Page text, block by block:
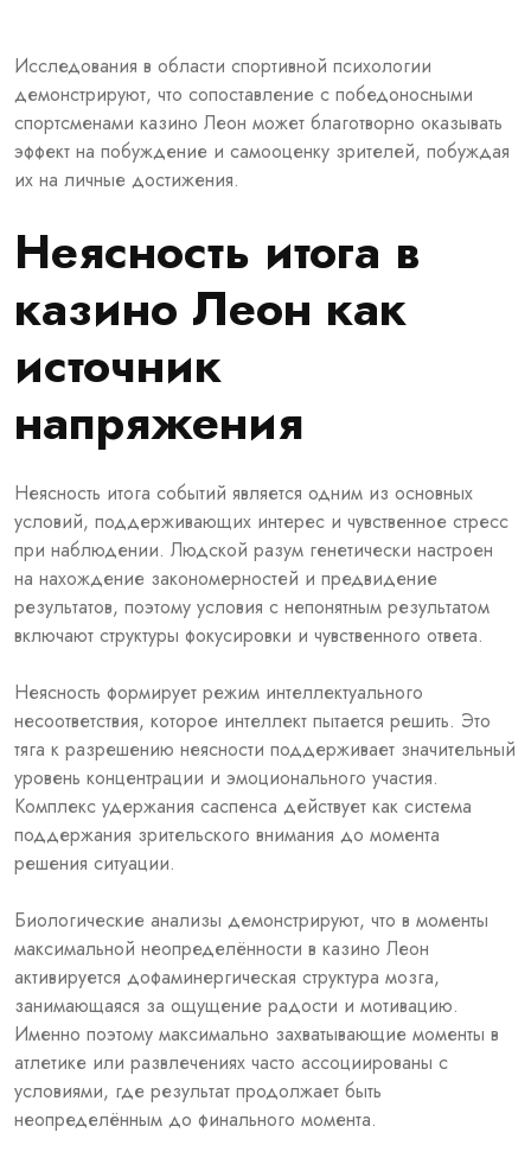
Исследования в области спортивной психологии
демонстрируют, что сопоставление с победоносными
спортсменами казино Леон может благотворно оказывать
эффект на побуждение и самооценку зрителей, побуждая
их на личные достижения.
Неясность итога в
казино Леон как
источник
напряжения
Неясность итога событий является одним из основных
условий, поддерживающих интерес и чувственное стресс
при наблюдении. Людской разум генетически настроен
на нахождение закономерностей и предвидение
результатов, поэтому условия с непонятным результатом
включают структуры фокусировки и чувственного ответа.
Неясность формирует режим интеллектуального
несоответствия, которое интеллект пытается решить. Это
тяга к разрешению неясности поддерживает значительный
уровень концентрации и эмоционального участия.
Комплекс удержания саспенса действует как система
поддержания зрительского внимания до момента
решения ситуации.
Биологические анализы демонстрируют, что в моменты
максимальной неопределённости в казино Леон
активируется дофаминергическая структура мозга,
занимающаяся за ощущение радости и мотивацию.
Именно поэтому максимально захватывающие моменты в
атлетике или развлечениях часто ассоциированы с
условиями, где результат продолжает быть
неопределённым до финального момента.